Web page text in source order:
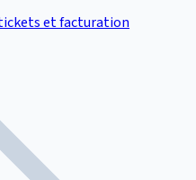
et facturation